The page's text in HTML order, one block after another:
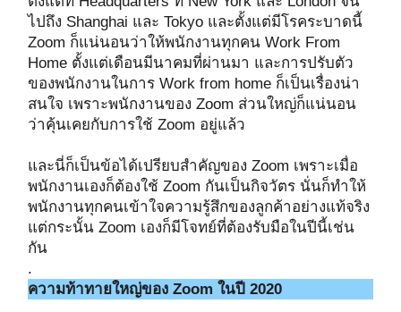
ไปถึง Shanghai และ Tokyo และตั้งแต่มีโรคระบาดนี้
Zoom ก็แน่นอนว่าให้พนักงานทุกคน Work From
Home ตั้งแต่เดือนมีนาคมที่ผ่านมา และการปรับตัว
ของพนักงานในการ Work from home ก็เป็นเรื่องน่า
สนใจ เพราะพนักงานของ Zoom ส่วนใหญ่ก็แน่นอน
ว่าคุ้นเคยกับการใช้ Zoom อยู่แล้ว
และนี่ก็เป็นข้อได้เปรียบสำคัญของ Zoom เพราะเมื่อ
พนักงานเองก็ต้องใช้ Zoom กันเป็นกิจวัตร นั่นก็ทำให้
พนักงานทุกคนเข้าใจความรู้สึกของลูกค้าอย่างแท้จริง
แต่กระนั้น Zoom เองก็มีโจทย์ที่ต้องรับมือในปีนี้เช่น
กัน
.
ความท้าทายใหญ่ของ Zoom ในปี 2020